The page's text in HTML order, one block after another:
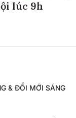
lúc 9h
& ĐỔI MỚI SÁNG